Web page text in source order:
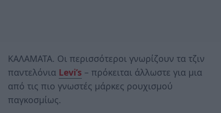
ΚΑΛΑΜΑΤΑ. Οι περισσότεροι γνωρίζουν τα τζιν
παντελόνια Levi’s – πρόκειται άλλωστε για μια
από τις πιο γνωστές μάρκες ρουχισμού
παγκοσμίως.